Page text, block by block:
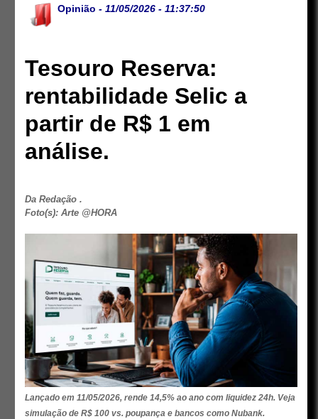
Opinião - 11/05/2026 - 11:37:50
Tesouro Reserva:
rentabilidade Selic a
partir de R$ 1 em
análise.
Da Redação .
Foto(s): Arte @HORA
Lançado em 11/05/2026, rende 14,5% ao ano com liquidez 24h. Veja
simulação de R$ 100 vs. poupança e bancos como Nubank.